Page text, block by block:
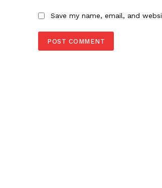
Save my name, email, and